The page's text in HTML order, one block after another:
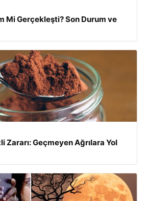
Mi Gerçekleşti? Son Durum ve
Zararı: Geçmeyen Ağrılara Yol